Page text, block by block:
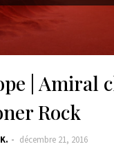
| Amiral
Rock
décembre 21, 2016